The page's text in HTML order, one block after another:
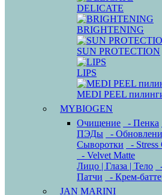
DELICATE
BRIGHTENING
SUN PROTECTION
LIPS
MEDI PEEL
MYBIOGEN
Очищение
- Пенка
ПЭДы
-
Сыворотки
- Stress
- Velvet Matte
Лицо | Глаза | Тело
Патчи
- Крем-
JAN MARINI